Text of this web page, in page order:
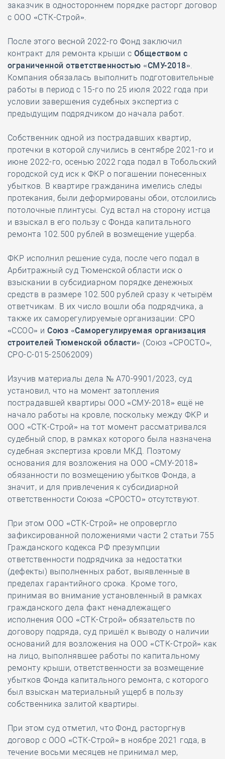
заказчик в одностороннем порядке расторг договор
с ООО «СТК-Строй».
После этого весной 2022-го Фонд заключил
контракт для ремонта крыши с Обществом с
ограниченной ответственностью «СМУ-2018».
Компания обязалась выполнить подготовительные
работы в период с 15-го по 25 июля 2022 года при
условии завершения судебных экспертиз с
предыдущим подрядчиком до начала работ.
Собственник одной из пострадавших квартир,
протечки в которой случились в сентябре 2021-го и
июне 2022-го, осенью 2022 года подал в Тобольский
городской суд иск к ФКР о погашении понесенных
убытков. В квартире гражданина имелись следы
протекания, были деформированы обои, отслоились
потолочные плинтусы. Суд встал на сторону истца
и взыскал в его пользу с Фонда капитального
ремонта 102.500 рублей в возмещение ущерба.
ФКР исполнил решение суда, после чего подал в
Арбитражный суд Тюменской области иск о
взыскании в субсидиарном порядке денежных
средств в размере 102.500 рублей сразу к четырём
ответчикам. В их число вошли оба подрядчика, а
также их саморегулируемые организации: СРО
«ССОО» иСоюз «Саморегулируемая организация
строителей Тюменской области» (Союз «СРОСТО»,
СРО-С-015-25062009)
Изучив материалы дела № А70-9901/2023, суд
установил, что на момент затопления
пострадавшей квартиры ООО «СМУ-2018» ещё не
начало работы на кровле, поскольку между ФКР и
ООО «СТК-Строй» на тот момент рассматривался
судебный спор, в рамках которого была назначена
судебная экспертиза кровли МКД. Поэтому
основания для возложения на ООО «СМУ-2018»
обязанности по возмещению убытков Фонда, а
значит, и для привлечения к субсидиарной
ответственности Союза «СРОСТО» отсутствуют.
При этом ООО «СТК-Строй» не опровергло
зафиксированной положениями части 2 статьи 755
Гражданского кодекса РФ презумпции
ответственности подрядчика за недостатки
(дефекты) выполненных работ, выявленные в
пределах гарантийного срока. Кроме того,
принимая во внимание установленный в рамках
гражданского дела факт ненадлежащего
исполнения ООО «СТК-Строй» обязательств по
договору подряда, суд пришёл к выводу о наличии
оснований для возложения на ООО «СТК-Строй» как
на лицо, выполнявшее работы по капитальному
ремонту крыши, ответственности за возмещение
убытков Фонда капитального ремонта, с которого
был взыскан материальный ущерб в пользу
собственника залитой квартиры.
При этом суд отметил, что Фонд, расторгнув
договор с ООО «СТК-Строй» в ноябре 2021 года, в
течение восьми месяцев не принимал мер,